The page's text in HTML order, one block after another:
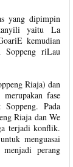
yang dipimpin
yaitu La
kemudian
Soppeng riLau
Riaja) dan
fase
Soppeng. Pada
Riaja dan We
terjadi konflik.
menguasai
perang